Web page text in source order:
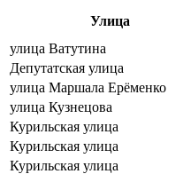
Улица
улица Ватутина
Депутатская улица
улица Маршала Ерёменко
улица Кузнецова
Курильская улица
Курильская улица
Курильская улица